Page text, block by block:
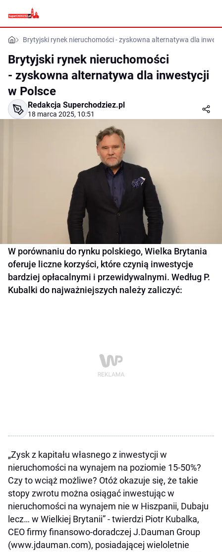
Brytyjski rynek nieruchomości - zyskowna alternatywa dla
Brytyjski rynek nieruchomości
- zyskowna alternatywa dla inwestycji
w Polsce
Redakcja Superchodziez.pl
18 marca 2025, 10:51
W porównaniu do rynku polskiego, Wielka Brytania
oferuje liczne korzyści, które czynią inwestycje
bardziej opłacalnymi i przewidywalnymi. Według P.
Kubalki do najważniejszych należy zaliczyć:
„Zysk z kapitału własnego z inwestycji w
nieruchomości na wynajem na poziomie 15-50%?
Czy to wciąż możliwe? Otóż okazuje się, że takie
stopy zwrotu można osiągać inwestując w
nieruchomości na wynajem nie w Hiszpanii, Dubaju
lecz… w Wielkiej Brytanii” - twierdzi Piotr Kubalka,
CEO firmy finansowo-doradczej J.Dauman Group
(www.jdauman.com), posiadającej wieloletnie